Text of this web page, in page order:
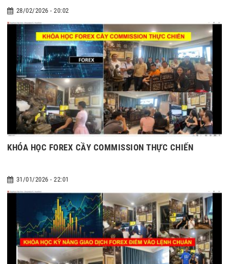
28/02/2026 - 20:02
KHÓA HỌC FOREX CẦY COMMISSION THỰC CHIẾN
31/01/2026 - 22:01